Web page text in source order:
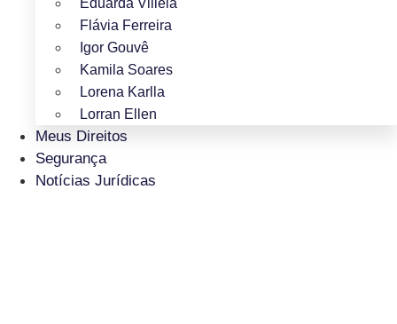
Eduarda Villela
Flávia Ferreira
Igor Gouvê
Kamila Soares
Lorena Karlla
Lorran Ellen
Meus Direitos
Segurança
Notícias Jurídicas